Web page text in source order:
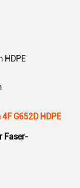
HDPE
G652D HDPE
Faser-